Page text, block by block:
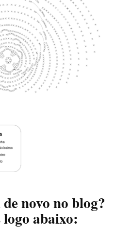
novo no blog?
logo abaixo: